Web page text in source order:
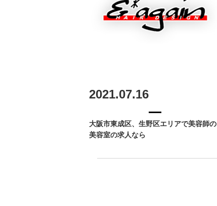
2021.07.16
大阪市東成区、生野区エリアで美容師の
美容室の求人なら